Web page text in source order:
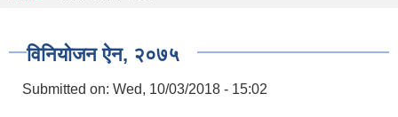
विनियोजन ऐन, २०७५
Submitted on: Wed, 10/03/2018 - 15:02